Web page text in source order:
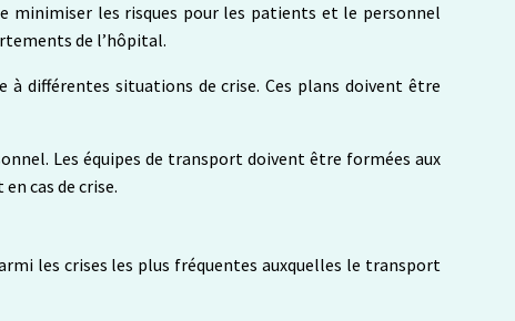
minimiser les risques pour les patients et le personnel
de l’hôpital.
différentes situations de crise. Ces plans doivent être
Les équipes de transport doivent être formées aux
cas de crise.
les crises les plus fréquentes auxquelles le transport